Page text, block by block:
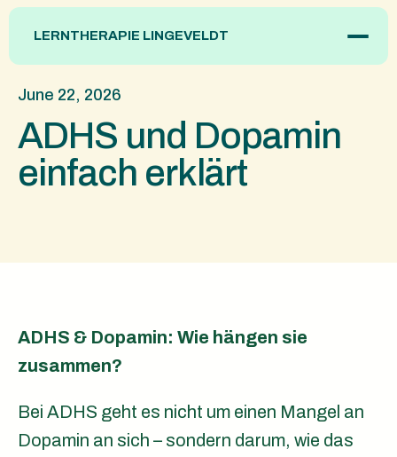
LERNTHERAPIE LINGEVELDT
Über mich
Dienstleistungen
Integrative Lerntherapie
Material
Ratgeber
June 22, 2026
ADHS und Dopamin
einfach erklärt
ADHS & Dopamin: Wie hängen sie
zusammen?
Bei ADHS geht es nicht um einen Mangel an
Dopamin an sich – sondern darum, wie das